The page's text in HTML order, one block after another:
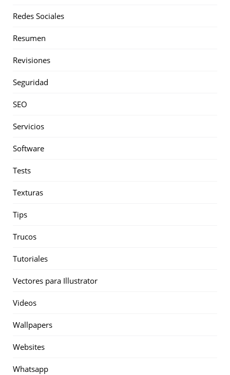
Redes Sociales
Resumen
Revisiones
Seguridad
SEO
Servicios
Software
Tests
Texturas
Tips
Trucos
Tutoriales
Vectores para Illustrator
Videos
Wallpapers
Websites
Whatsapp